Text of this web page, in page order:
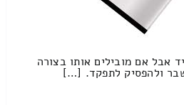
אבל אם מובילים אותו בצורה
ולהפסיק לתפקד. […]